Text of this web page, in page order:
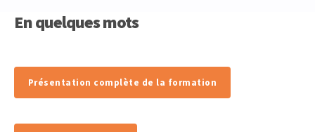
En quelques mots
Présentation complète de la formation